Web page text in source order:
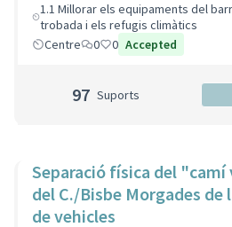
1.1 Millorar els equipaments del
trobada i els refugis climàtics
Centre
0 0 Accepted
97 Suports
Separació física del
del C./Bisbe Morgades de
de vehicles